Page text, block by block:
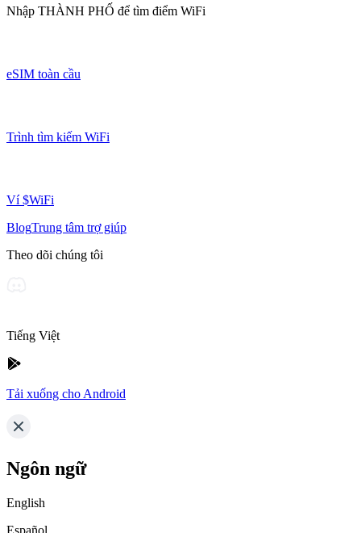
Nhập THÀNH PHỐ để tìm điểm WiFi
eSIM toàn cầu
Trình tìm kiếm WiFi
Ví $WiFi
BlogTrung tâm trợ giúp
Theo dõi chúng tôi
Tiếng Việt
Tải xuống cho Android
Ngôn ngữ
English
Español